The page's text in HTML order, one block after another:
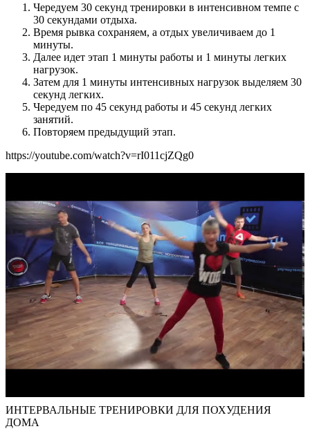
Чередуем 30 секунд тренировки в интенсивном темпе с
30 секундами отдыха.
Время рывка сохраняем, а отдых увеличиваем до 1
минуты.
Далее идет этап 1 минуты работы и 1 минуты легких
нагрузок.
Затем для 1 минуты интенсивных нагрузок выделяем 30
секунд легких.
Чередуем по 45 секунд работы и 45 секунд легких
занятий.
Повторяем предыдущий этап.
https://youtube.com/watch?v=rI011cjZQg0
ИНТЕРВАЛЬНЫЕ ТРЕНИРОВКИ ДЛЯ ПОХУДЕНИЯ
ДОМА